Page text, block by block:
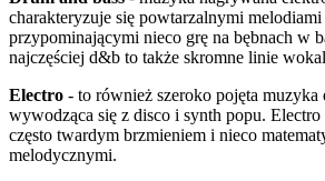
charakteryzuje się powtarzalnymi
przypominającymi nieco grę na bębnach w
najczęściej d&b to także skromne linie
Electro - to również szeroko pojęta muzyka
wywodząca się z disco i synth popu. Electro
często twardym brzmieniem i nieco
melodycznymi.